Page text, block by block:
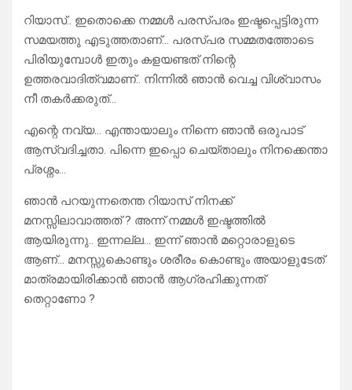
റിയാസ്.. ഇതൊക്കെ നമ്മൾ പരസ്പരം ഇഷ്ടപ്പെട്ടിരുന്ന
സമയത്തു എടുത്തതാണ്… പരസ്പര സമ്മതത്തോടെ
പിരിയുമ്പോൾ ഇതും കളയണ്ടത് നിന്റെ
ഉത്തരവാദിത്വമാണ്.. നിന്നിൽ ഞാൻ വെച്ച വിശ്വാസം
നീ തകർക്കരുത്…
എന്റെ നവ്യ… എന്തായാലും നിന്നെ ഞാൻ ഒരുപാട്
ആസ്വദിച്ചതാ. പിന്നെ ഇപ്പൊ ചെയ്താലും നിനക്കെന്താ
പ്രശ്നം…
ഞാൻ പറയുന്നതെന്ത റിയാസ് നിനക്ക്
മനസ്സിലാവാത്തത് ? അന്ന് നമ്മൾ ഇഷ്ടത്തിൽ
ആയിരുന്നു.. ഇന്നല്ല… ഇന്ന് ഞാൻ മറ്റൊരാളുടെ
ആണ്… മനസ്സുകൊണ്ടും ശരീരം കൊണ്ടും അയാളുടേത്
മാത്രമായിരിക്കാൻ ഞാൻ ആഗ്രഹിക്കുന്നത്
തെറ്റാണോ ?